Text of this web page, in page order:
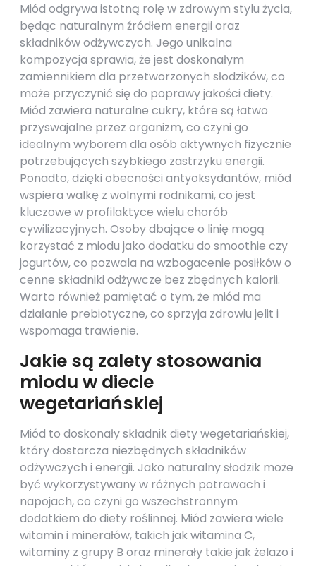
Miód odgrywa istotną rolę w zdrowym stylu życia,
będąc naturalnym źródłem energii oraz
składników odżywczych. Jego unikalna
kompozycja sprawia, że jest doskonałym
zamiennikiem dla przetworzonych słodzików, co
może przyczynić się do poprawy jakości diety.
Miód zawiera naturalne cukry, które są łatwo
przyswajalne przez organizm, co czyni go
idealnym wyborem dla osób aktywnych fizycznie
potrzebujących szybkiego zastrzyku energii.
Ponadto, dzięki obecności antyoksydantów, miód
wspiera walkę z wolnymi rodnikami, co jest
kluczowe w profilaktyce wielu chorób
cywilizacyjnych. Osoby dbające o linię mogą
korzystać z miodu jako dodatku do smoothie czy
jogurtów, co pozwala na wzbogacenie posiłków o
cenne składniki odżywcze bez zbędnych kalorii.
Warto również pamiętać o tym, że miód ma
działanie prebiotyczne, co sprzyja zdrowiu jelit i
wspomaga trawienie.
Jakie są zalety stosowania
miodu w diecie
wegetariańskiej
Miód to doskonały składnik diety wegetariańskiej,
który dostarcza niezbędnych składników
odżywczych i energii. Jako naturalny słodzik może
być wykorzystywany w różnych potrawach i
napojach, co czyni go wszechstronnym
dodatkiem do diety roślinnej. Miód zawiera wiele
witamin i minerałów, takich jak witamina C,
witaminy z grupy B oraz minerały takie jak żelazo i